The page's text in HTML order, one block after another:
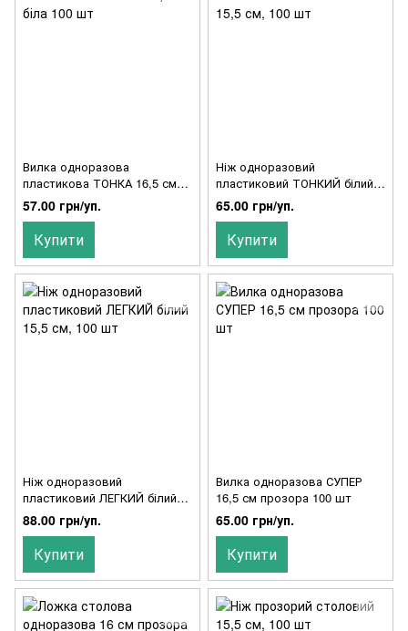
Вилка одноразова
пластикова ТОНКА 16,5 см
біла 100 шт
57.00 грн/уп.
Купити
Ніж одноразовий
пластиковий ТОНКИЙ білий
15,5 см, 100 шт
65.00 грн/уп.
Купити
Ніж одноразовий
пластиковий ЛЕГКИЙ білий
15,5 см, 100 шт
88.00 грн/уп.
Купити
Вилка одноразова СУПЕР
16,5 см прозора 100 шт
65.00 грн/уп.
Купити